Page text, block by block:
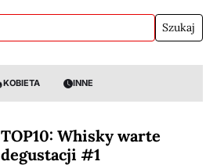
KOBIETA INNE
TOP10: Whisky warte
degustacji #1